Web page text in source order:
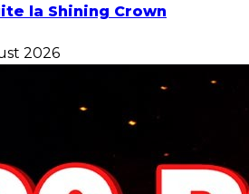
la Shining Crown
2026